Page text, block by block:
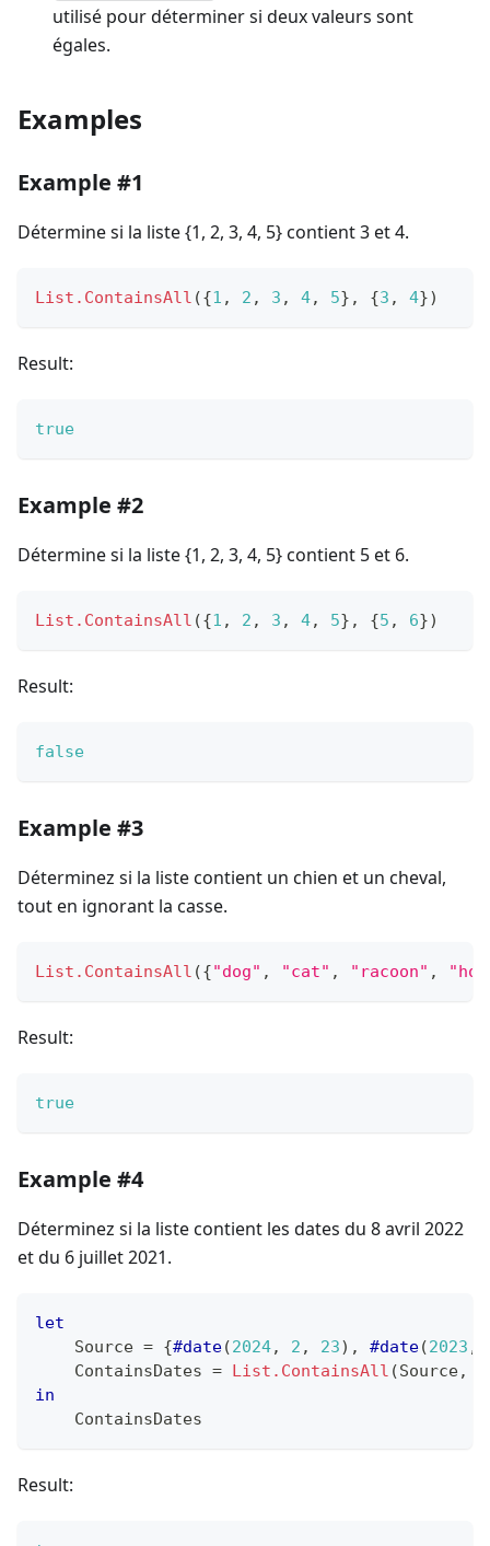
utilisé pour déterminer si deux valeurs sont
égales.
Examples
Example #1
Détermine si la liste {1, 2, 3, 4, 5} contient 3 et 4.
List.ContainsAll ({1 , 2 , 3 , 4, 5} , {3 , 4})
Result:
true
Example #2
Détermine si la liste {1, 2, 3, 4, 5} contient 5 et 6.
List.ContainsAll ({1 , 2 , 3 , 4, 5} , {5 , 6})
Result:
false
Example #3
Déterminez si la liste contient un chien et un cheval,
tout en ignorant la casse.
List.ContainsAll ({"dog" , "cat" , "racoon" ,
Result:
true
Example #4
Déterminez si la liste contient les dates du 8 avril 2022
et du 6 juillet 2021.
let
    Source
= {#date(2024, 2 , 23) , #date(2023 ,
    ContainsDates
= List.ContainsAll (Source,
in
    ContainsDates
Result: